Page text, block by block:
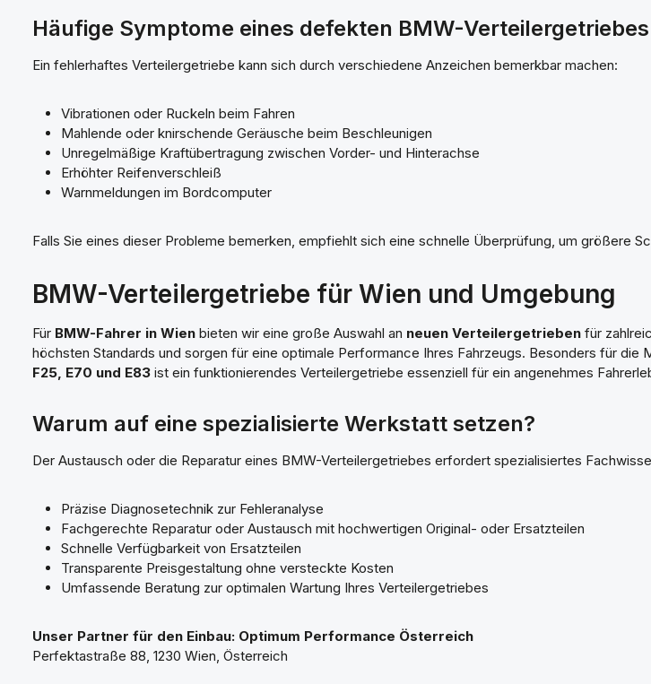
Häufige Symptome eines defekten BMW-Verteilergetriebes
Ein fehlerhaftes Verteilergetriebe kann sich durch verschiedene Anzeichen bemerkbar machen:
Vibrationen oder Ruckeln beim Fahren
Mahlende oder knirschende Geräusche beim Beschleunigen
Unregelmäßige Kraftübertragung zwischen Vorder- und Hinterachse
Erhöhter Reifenverschleiß
Warnmeldungen im Bordcomputer
Falls Sie eines dieser Probleme bemerken, empfiehlt sich eine schnelle Überprüfung, um größere
BMW-Verteilergetriebe für Wien und Umgebung
Für BMW-Fahrer in Wien bieten wir eine große Auswahl an neuen Verteilergetrieben für
höchsten Standards und sorgen für eine optimale Performance Ihres Fahrzeugs. Besonders für die
F25, E70 und E83 ist ein funktionierendes Verteilergetriebe essenziell für ein angenehmes
Warum auf eine spezialisierte Werkstatt setzen?
Der Austausch oder die Reparatur eines BMW-Verteilergetriebes erfordert spezialisiertes
Präzise Diagnosetechnik zur Fehleranalyse
Fachgerechte Reparatur oder Austausch mit hochwertigen Original- oder Ersatzteilen
Schnelle Verfügbarkeit von Ersatzteilen
Transparente Preisgestaltung ohne versteckte Kosten
Umfassende Beratung zur optimalen Wartung Ihres Verteilergetriebes
Unser Partner für den Einbau: Optimum Performance Österreich
Perfektastraße 88, 1230 Wien, Österreich